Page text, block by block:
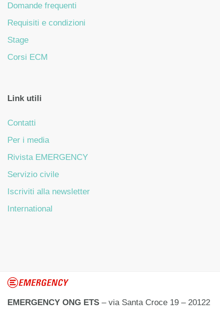
Domande frequenti
Requisiti e condizioni
Stage
Corsi ECM
Link utili
Contatti
Per i media
Rivista EMERGENCY
Servizio civile
Iscriviti alla newsletter
International
EMERGENCY ONG ETS – via Santa Croce 19 – 20122